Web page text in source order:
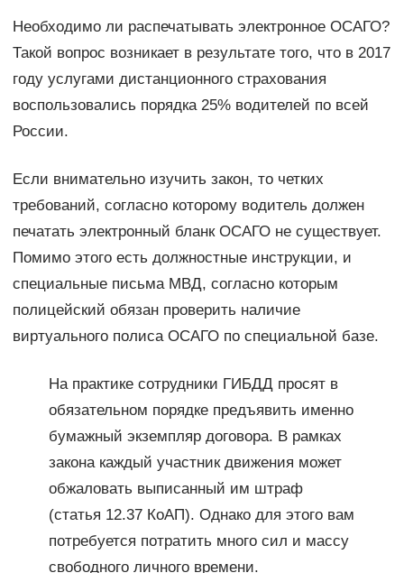
Необходимо ли распечатывать электронное ОСАГО?
Такой вопрос возникает в результате того, что в 2017
году услугами дистанционного страхования
воспользовались порядка 25% водителей по всей
России.
Если внимательно изучить закон, то четких
требований, согласно которому водитель должен
печатать электронный бланк ОСАГО не существует.
Помимо этого есть должностные инструкции, и
специальные письма МВД, согласно которым
полицейский обязан проверить наличие
виртуального полиса ОСАГО по специальной базе.
На практике сотрудники ГИБДД просят в
обязательном порядке предъявить именно
бумажный экземпляр договора. В рамках
закона каждый участник движения может
обжаловать выписанный им штраф
(статья 12.37 КоАП). Однако для этого вам
потребуется потратить много сил и массу
свободного личного времени.